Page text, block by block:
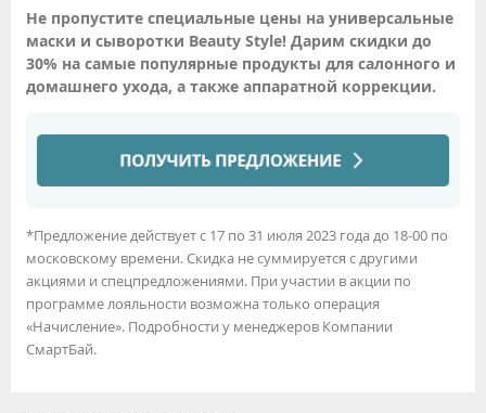
Не пропустите специальные цены на универсальные
маски и сыворотки Beauty Style! Дарим скидки до
30% на самые популярные продукты для салонного и
домашнего ухода, а также аппаратной коррекции.
*Предложение действует с 17 по 31 июля 2023 года до 18-00 по
московскому времени. Скидка не суммируется с другими
акциями и спецпредложениями. При участии в акции по
программе лояльности возможна только операция
«Начисление». Подробности у менеджеров Компании
СмартБай.